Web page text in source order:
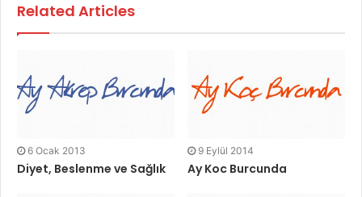
Related Articles
6 Ocak 2013
Diyet, Beslenme ve Sağlık
9 Eylül 2014
Ay Koc Burcunda